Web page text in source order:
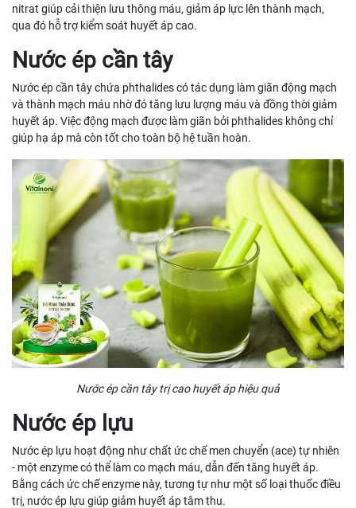
nitrat giúp cải thiện lưu thông máu, giảm áp lực lên thành mạch,
qua đó hỗ trợ kiểm soát huyết áp cao.
Nước ép cần tây
Nước ép cần tây chứa phthalides có tác dụng làm giãn động mạch
và thành mạch máu nhờ đó tăng lưu lượng máu và đồng thời giảm
huyết áp. Việc động mạch được làm giãn bởi phthalides không chỉ
giúp hạ áp mà còn tốt cho toàn bộ hệ tuần hoàn.
Nước ép cần tây trị cao huyết áp hiệu quả
Nước ép lựu
Nước ép lựu hoạt động như chất ức chế men chuyển (ace) tự nhiên
- một enzyme có thể làm co mạch máu, dẫn đến tăng huyết áp.
Bằng cách ức chế enzyme này, tương tự như một số loại thuốc điều
trị, nước ép lựu giúp giảm huyết áp tâm thu.